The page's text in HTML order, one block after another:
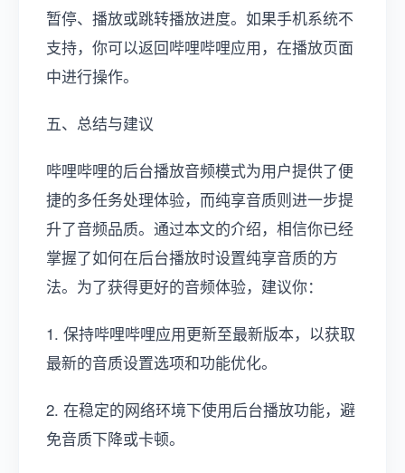
暂停、播放或跳转播放进度。如果手机系统不
支持，你可以返回哔哩哔哩应用，在播放页面
中进行操作。
五、总结与建议
哔哩哔哩的后台播放音频模式为用户提供了便
捷的多任务处理体验，而纯享音质则进一步提
升了音频品质。通过本文的介绍，相信你已经
掌握了如何在后台播放时设置纯享音质的方
法。为了获得更好的音频体验，建议你：
1. 保持哔哩哔哩应用更新至最新版本，以获取
最新的音质设置选项和功能优化。
2. 在稳定的网络环境下使用后台播放功能，避
免音质下降或卡顿。